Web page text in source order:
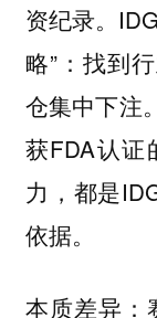
资纪录。
略”：找到
仓集中下注
获FDA认证
力，都是
依据。
本质差异：